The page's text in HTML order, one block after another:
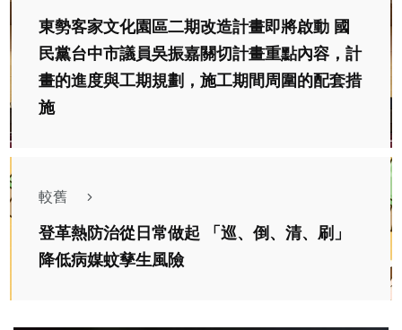
東勢客家文化園區二期改造計畫即將啟動 國
民黨台中市議員吳振嘉關切計畫重點內容，計
畫的進度與工期規劃，施工期間周圍的配套措
施
較舊
登革熱防治從日常做起 「巡、倒、清、刷」
降低病媒蚊孳生風險